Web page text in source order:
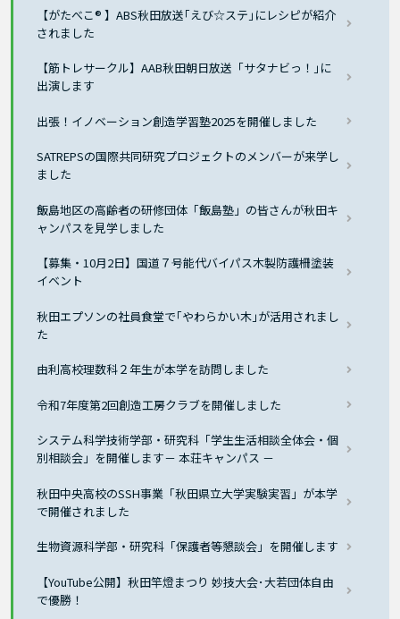
【がたべこ® 】ABS秋田放送｢えび☆ステ｣にレシピが紹介
されました
【筋トレサークル】AAB秋田朝日放送「サタナビっ！｣に
出演します
出張！イノベーション創造学習塾2025を開催しました
SATREPSの国際共同研究プロジェクトのメンバーが来学し
ました
飯島地区の高齢者の研修団体「飯島塾」の皆さんが秋田キ
ャンパスを見学しました
【募集・10月2日】国道７号能代バイパス木製防護柵塗装
イベント
秋田エプソンの社員食堂で｢やわらかい木｣が活用されまし
た
由利高校理数科２年生が本学を訪問しました
令和7年度第2回創造工房クラブを開催しました
システム科学技術学部・研究科「学生生活相談全体会・個
別相談会」を開催します－ 本荘キャンパス －
秋田中央高校のSSH事業「秋田県立大学実験実習」が本学
で開催されました
生物資源科学部・研究科「保護者等懇談会」を開催します
【YouTube公開】秋田竿燈まつり 妙技大会･大若団体自由
で優勝！